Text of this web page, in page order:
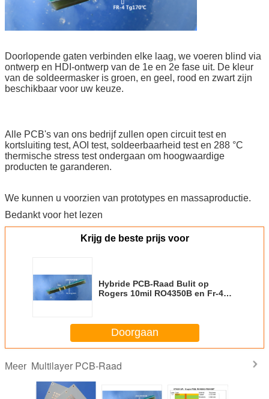
Doorlopende gaten verbinden elke laag, we voeren blind via
ontwerp en HDI-ontwerp van de 1e en 2e fase uit. De kleur
van de soldeermasker is groen, en geel, rood en zwart zijn
beschikbaar voor uw keuze.
Alle PCB's van ons bedrijf zullen open circuit test en
kortsluiting test, AOI test, soldeerbaarheid test en 288 °C
thermische stress test ondergaan om hoogwaardige
producten te garanderen.
We kunnen u voorzien van prototypes en massaproductie.
Bedankt voor het lezen
Krijg de beste prijs voor
Hybride PCB-Raad Bulit op
Rogers 10mil RO4350B en Fr-4
Doorgaan
Meer Multilayer PCB-Raad